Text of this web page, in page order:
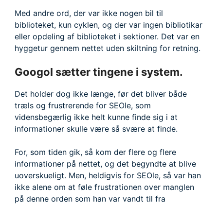
Med andre ord, der var ikke nogen bil til
biblioteket, kun cyklen, og der var ingen bibliotikar
eller opdeling af biblioteket i sektioner. Det var en
hyggetur gennem nettet uden skiltning for retning.
Googol sætter tingene i system.
Det holder dog ikke længe, før det bliver både
træls og frustrerende for SEOle, som
vidensbegærlig ikke helt kunne finde sig i at
informationer skulle være så svære at finde.
For, som tiden gik, så kom der flere og flere
informationer på nettet, og det begyndte at blive
uoverskueligt. Men, heldigvis for SEOle, så var han
ikke alene om at føle frustrationen over manglen
på denne orden som han var vandt til fra